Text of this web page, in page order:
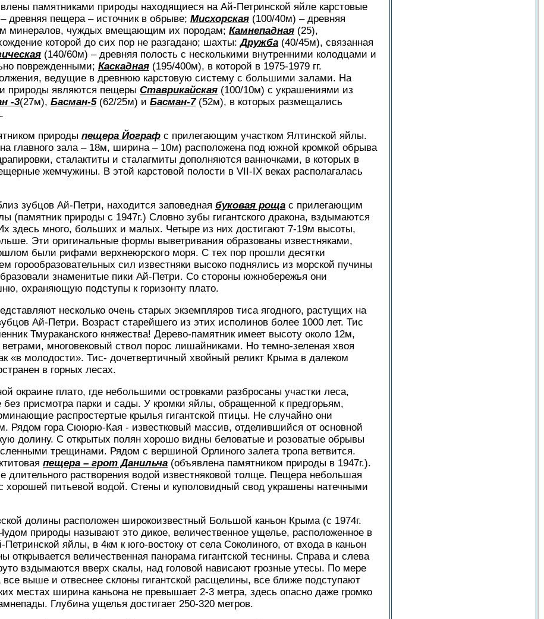
памятниками природы находящиеся на Ай-Петринской яйле карстовые
древняя пещера – источник в обрыве; Мисхорская (100/40м) – древняя
минералов, чуждых вмещающим их породам; Камнепадная (25),
которой до сих пор не разгадано; шахты:Дружба (40/45м), связанная
(140/60м) – древняя полость с несколькими внутренними колодцами и
поврежденными; Каскадная (195/400м), в которой в 1975-1979 гг.
ведущие в древнюю карстовую систему с большими залами. На
природы являются пещеры Ставрикайская (100/10м) с украшениями из
-3(27м), Басман-5(62/25м) и Басман-7(52м), в которых размещались
природы пещера Йограф с прилегающим участком Ялтинской яйлы.
главного зала – 18м, ширина – 10м) расположена под южной кромкой обрыва
сталактиты и сталагмиты дополняются ванночками, в которых в
жемчужины. В этой карстовой полости в VII-IХ веках располагалась
зубцов Ай-Петри, находится заповедная буковая роща с прилегающим
(памятник природы с 1947г.) Словно зубы гигантского дракона, вздымаются
здесь много, больших и малых. Четыре из них достигают 7-19м высоты,
Эти оригинальные формы выветривания образованы известняками,
были рифами верхнеюрского моря. С тех пор прошли десятки
горообразовательных сил известняки высоко поднялись из морской пучины
знаменитые пики Ай-Петри. Со стороны южнобережья они
охраняющую подступы к горизонту плато.
несколько очень старых экземпляров тиса ягодного, растущих на
Ай-Петри. Возраст старейшего из этих исполинов более 1000 лет. Тис
Тмураканского княжества! Дерево-памятник имеет высоту около 12м,
ветрами, многовековый ствол порос лишайниками. Но темно-зеленая хвоя
«в молодости». Тис- дочетвертичный хвойный реликт Крыма в далеком
в горных лесах.
окраине плато, где небольшими островками разбросаны участки леса,
присмотра парки и сады. У кромки яйлы, обращенной к предгорьям,
распростертые крылья гигантской птицы. Не случайно они
Рядом гора Сююрю-Кая - известковый массив, отделившийся от основной
долину. С открытых полян хорошо видны беловатые и розоватые обрывы
трещинами. Рядом с вершиной Орлиного залета тропа ветвится.
пещера – грот Данильча (объявлена памятником природы в 1947г.).
длительного растворения водой известняковой толще. Пещера небольшая
хорошей питьевой водой. Стены и куполовидный свод украшены натечными
долины расположен широкоизвестный Большой каньон Крыма (с 1974г.
природы называют это дикое, величественное ущелье, расположенное в
Петринской яйлы, в 4км к юго-востоку от села Соколиного, от входа в каньон
открывается величественная панорама гигантской теснины. Справа и слева
вздымаются вверх скалы, над головой нависают грозные утесы. По мере
все выше и отвеснее склоны гигантской расщелины, все ближе подступают
местах ширина каньона не превышает 2-3 метра, здесь опасно даже громко
Глубина ущелья достигает 250-320 метров.